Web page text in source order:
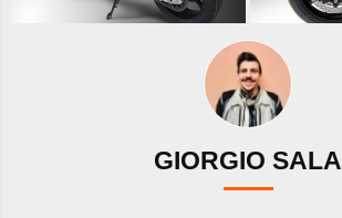
GIORGIO SALA